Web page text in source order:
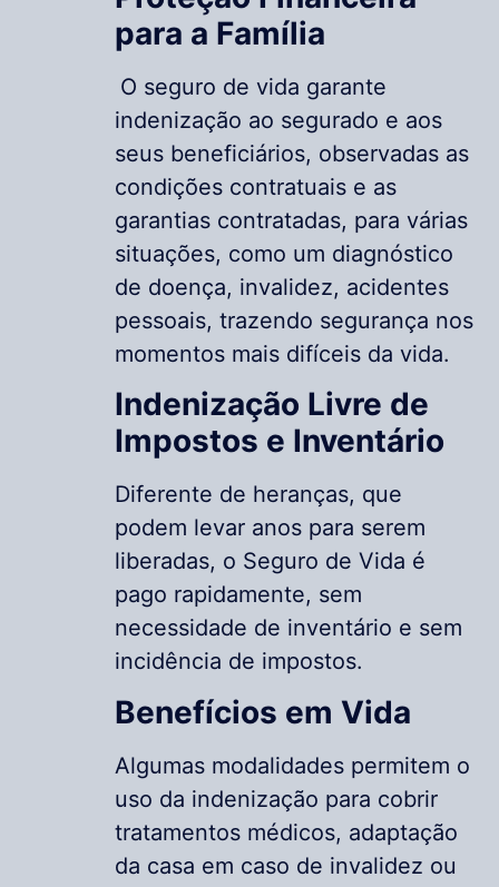
para a Família
O seguro de vida garante
indenização ao segurado e aos
seus beneficiários, observadas as
condições contratuais e as
garantias contratadas, para várias
situações, como um diagnóstico
de doença, invalidez, acidentes
pessoais, trazendo segurança nos
momentos mais difíceis da vida.
Indenização Livre de
Impostos e Inventário
Diferente de heranças, que
podem levar anos para serem
liberadas, o Seguro de Vida é
pago rapidamente, sem
necessidade de inventário e sem
incidência de impostos.
Benefícios em Vida
Algumas modalidades permitem o
uso da indenização para cobrir
tratamentos médicos, adaptação
da casa em caso de invalidez ou